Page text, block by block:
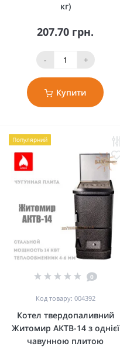
кг)
207.70 грн.
- +
Купити
Популярний
0
Код товару: 004392
Котел твердопаливний
Житомир АКТВ-14 з однієї
чавунною плитою